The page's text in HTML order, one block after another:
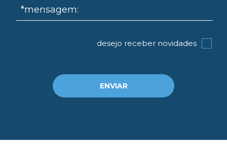
*mensagem:
desejo receber novidades
ENVIAR